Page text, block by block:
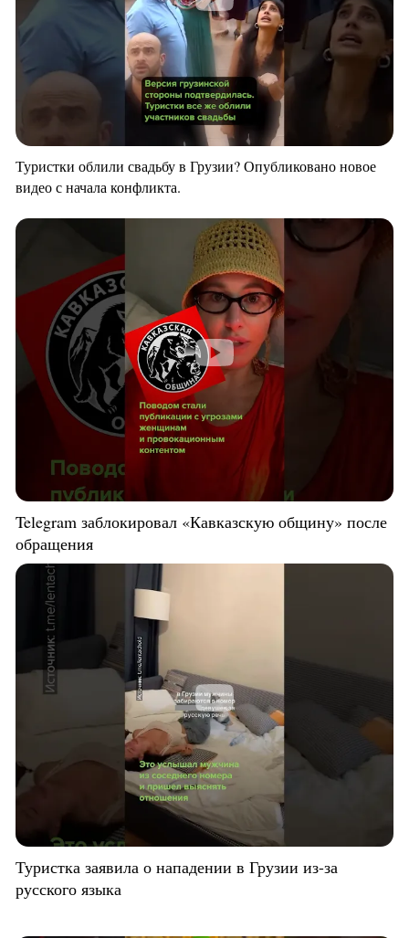
Туристки облили свадьбу в Грузии? Опубликовано новое
видео с начала конфликта.
Telegram заблокировал «Кавказскую общину» после
обращения
Туристка заявила о нападении в Грузии из-за
русского языка